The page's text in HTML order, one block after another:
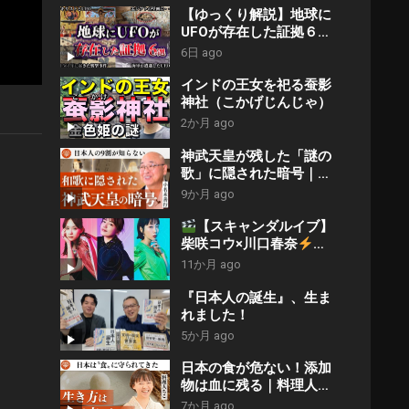
【ゆっくり解説】地球に
UFOが存在した証拠６選
【未確認飛行物体】
6日 ago
インドの王女を祀る蚕影
神社（こかげじんじゃ）
2か月 ago
神武天皇が残した「謎の
歌」に隠された暗号｜小
名木善行
9か月 ago
【スキャンダルイブ】
柴咲コウ×川口春奈
芸
能界の闇に迫る72時間サ
ジナルドラマ
11か月 ago
『日本人の誕生』、生ま
れました！
5か月 ago
日本の食が危ない！添加
物は血に残る｜料理人ち
こ
7か月 ago